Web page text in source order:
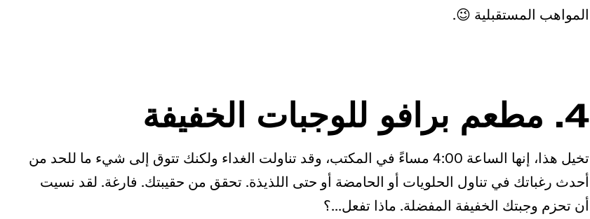
المواهب المستقبلية 😉.
4. مطعم برافو للوجبات الخفيفة
تخيل هذا، إنها الساعة 4:00 مساءً في المكتب، وقد تناولت الغداء ولكنك تتوق إلى شيء ما للحد من
أحدث رغباتك في تناول الحلويات أو الحامضة أو حتى اللذيذة. تحقق من حقيبتك. فارغة. لقد نسيت
أن تحزم وجبتك الخفيفة المفضلة. ماذا تفعل...؟